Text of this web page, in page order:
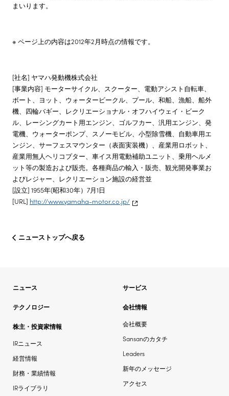
まいります。
※ ページ上の内容は2012年2月時点の情報です。
[社名] ヤマハ発動機株式会社
[事業内容] モーターサイクル、スクーター、電動アシスト自転車、
ボート、ヨット、ウォータービークル、プール、和船、漁船、船外
機、四輪バギー、レクリエーショナル・オフハイウェイ・ビーク
ル、レーシングカート用エンジン、ゴルフカー、汎用エンジン、発
電機、ウォーターポンプ、スノーモビル、小型除雪機、自動車用エ
ンジン、サーフェスマウンター（表面実装機）、産業用ロボット、
産業用無人ヘリコプター、車イス用電動補助ユニット、乗用ヘルメ
ット等の製造および販売。各種商品の輸入・販売、観光開発事業お
よびレジャー、レクリエーション施設の経営並
[設立] 1955年(昭和30年）7月1日
[URL] http://www.yamaha-motor.co.jp/
ニューストップへ戻る
ニュース サービス
テクノロジー
会社情報
会社概要
Sansanのカタチ
Leaders
新年のメッセージ
アクセス
株主・投資家情報
IRニュース
経営情報
財務・業績情報
IRライブラリ